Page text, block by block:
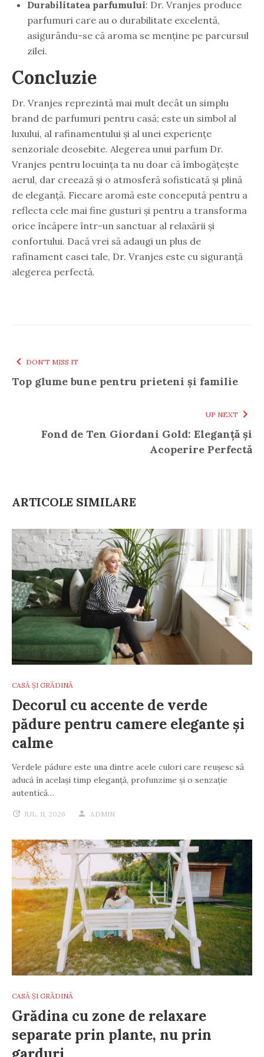
Durabilitatea parfumului: Dr. Vranjes produce
parfumuri care au o durabilitate excelentă,
asigurându-se că aroma se menține pe parcursul
zilei.
Concluzie
Dr. Vranjes reprezintă mai mult decât un simplu
brand de parfumuri pentru casă; este un simbol al
luxului, al rafinamentului și al unei experiențe
senzoriale deosebite. Alegerea unui parfum Dr.
Vranjes pentru locuința ta nu doar că îmbogățește
aerul, dar creează și o atmosferă sofisticată și plină
de eleganță. Fiecare aromă este concepută pentru a
reflecta cele mai fine gusturi și pentru a transforma
orice încăpere într-un sanctuar al relaxării și
confortului. Dacă vrei să adaugi un plus de
rafinament casei tale, Dr. Vranjes este cu siguranță
alegerea perfectă.
DON'T MISS IT
Top glume bune pentru prieteni și familie
UP NEXT
Fond de Ten Giordani Gold: Eleganță și
Acoperire Perfectă
ARTICOLE SIMILARE
CASĂ ȘI GRĂDINĂ
Decorul cu accente de verde
pădure pentru camere elegante și
calme
Verdele pădure este una dintre acele culori care reușesc să
aducă în același timp eleganță, profunzime și o senzație
autentică…
IUL. 11, 2026 ADMIN
CASĂ ȘI GRĂDINĂ
Grădina cu zone de relaxare
separate prin plante, nu prin